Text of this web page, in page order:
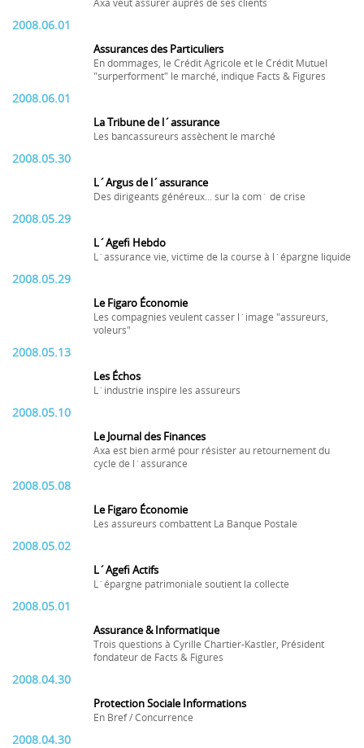
Axa veut assurer auprès de ses clients
2008.06.01
Assurances des Particuliers
En dommages, le Crédit Agricole et le Crédit Mutuel
"surperforment" le marché, indique Facts & Figures
2008.06.01
La Tribune de l´assurance
Les bancassureurs assèchent le marché
2008.05.30
L´Argus de l´assurance
Des dirigeants généreux... sur la com´ de crise
2008.05.29
L´Agefi Hebdo
L´assurance vie, victime de la course à l´épargne liquide
2008.05.29
Le Figaro Économie
Les compagnies veulent casser l´image "assureurs,
voleurs"
2008.05.13
Les Échos
L´industrie inspire les assureurs
2008.05.10
Le Journal des Finances
Axa est bien armé pour résister au retournement du
cycle de l´assurance
2008.05.08
Le Figaro Économie
Les assureurs combattent La Banque Postale
2008.05.02
L´Agefi Actifs
L´épargne patrimoniale soutient la collecte
2008.05.01
Assurance & Informatique
Trois questions à Cyrille Chartier-Kastler, Président
fondateur de Facts & Figures
2008.04.30
Protection Sociale Informations
En Bref / Concurrence
2008.04.30